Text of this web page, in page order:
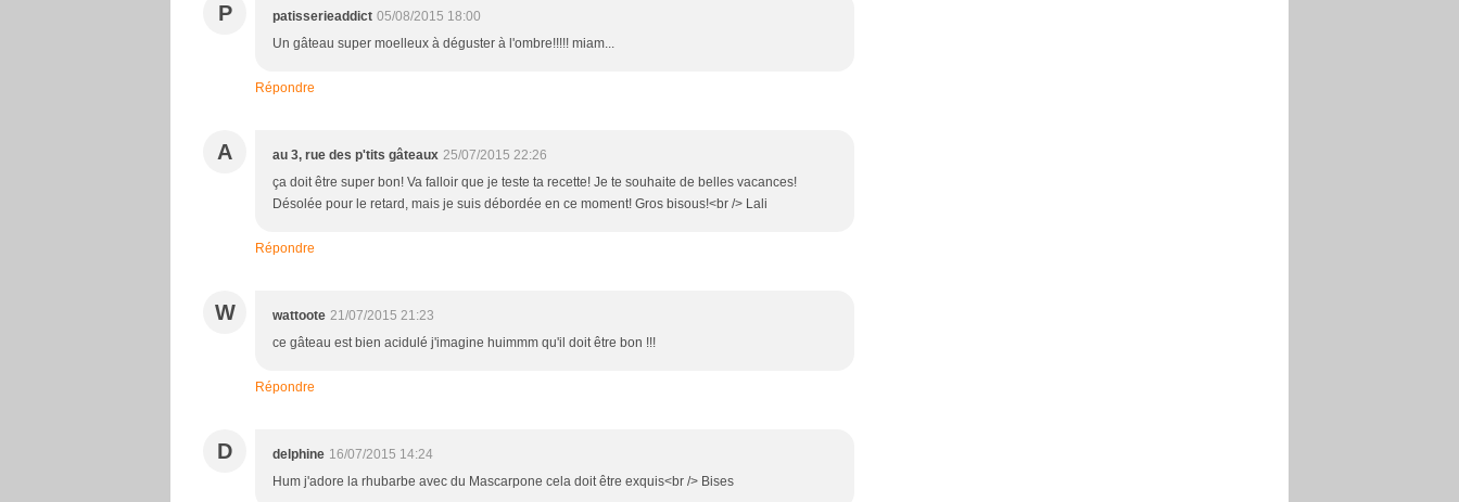
P patisserieaddict 05/08/2015 18:00
Un gâteau super moelleux à déguster à l'ombre!!!!! miam...
Répondre
A au 3, rue des p'tits gâteaux 25/07/2015 22:26
ça doit être super bon! Va falloir que je teste ta recette! Je te souhaite de belles vacances!
Désolée pour le retard, mais je suis débordée en ce moment! Gros bisous!<br /> Lali
Répondre
W wattoote 21/07/2015 21:23
ce gâteau est bien acidulé j'imagine huimmm qu'il doit être bon !!!
Répondre
D delphine 16/07/2015 14:24
Hum j'adore la rhubarbe avec du Mascarpone cela doit être exquis<br /> Bises